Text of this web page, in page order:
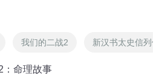
我们的二战2 新汉书太史信列传
：命理故事